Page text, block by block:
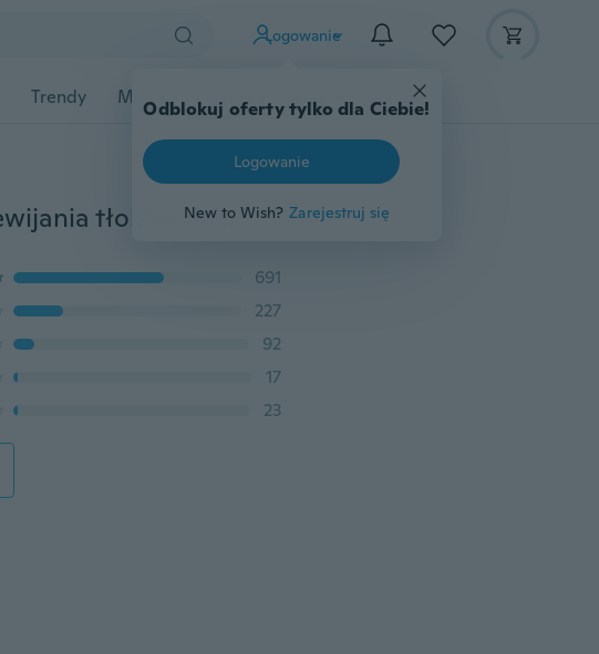
Logowanie
Odblokuj oferty tylko dla Ciebie!
Logowanie
New to Wish? Zarejestruj się
Trendy Moda Przybory dziecięce Więcej
2 szt. / Zestaw Nowy zestaw narzędzi do przewijania tłoków hamulca samochodowego z prawej strony
691
227
92
17
23